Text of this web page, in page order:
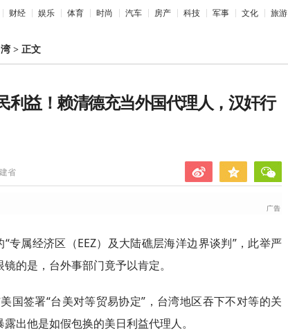
财经 娱乐 体育 时尚 汽车 房产 科技 军事 文化 旅游
> 正文
利益！赖清德充当外国代理人，汉奸行
省
专属经济区（EEZ）及大陆礁层海洋边界谈判”，此举严
的是，台外事部门竟予以肯定。
国签署“台美对等贸易协定”，台湾地区吞下不对等的关
出他是如假包换的美日利益代理人。